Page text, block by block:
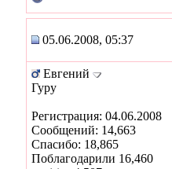
05.06.2008, 05:37
Евгений
Гуру
Регистрация: 04.06.2008
Сообщений: 14,663
Спасибо: 18,865
Поблагодарили 16,460